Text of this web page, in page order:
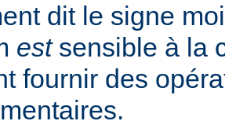
dit le signe
estsensible à la
fournir des